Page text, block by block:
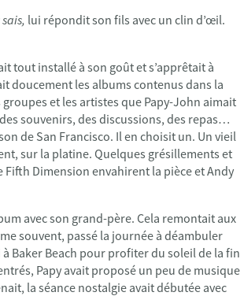
lui répondit son fils avec un clin d’œil.
tout installé à son goût et s’apprêtait à
doucement les albums contenus dans la
et les artistes que Papy-John aimait
souvenirs, des discussions, des repas…
de San Francisco. Il en choisit un. Un vieil
sur la platine. Quelques grésillements et
Dimension envahirent la pièce et Andy
avec son grand-père. Cela remontait aux
souvent, passé la journée à déambuler
Baker Beach pour profiter du soleil de la fin
Papy avait proposé un peu de musique
la séance nostalgie avait débutée avec